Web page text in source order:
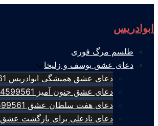
to
content
ابوادریس
طلسم مرگ فوری
دعای عشق یوسف و زلیخا
دعای عشق همیشگی ابوادریس 09924599561
دعای عشق جنون آمیز 09924599561
دعای هفت سلطان عشق 09924599561
دعای نادعلی برای بازگشت عشق 09924599561